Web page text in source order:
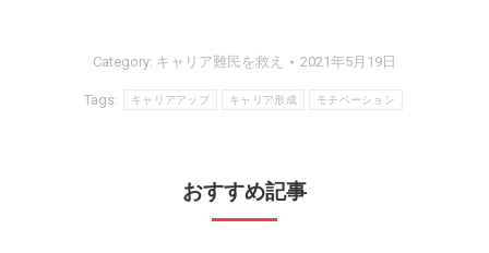
Category: キャリア難民を救え 2021年5月19日
Tags: キャリアアップ キャリア形成 モチベーション
おすすめ記事